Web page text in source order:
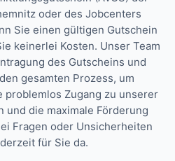
oder des Jobcenters
Sie einen gültigen Gutschein
keinerlei Kosten. Unser Team
des Gutscheins und
gesamten Prozess, um
problemlos Zugang zu unserer
und die maximale Förderung
Fragen oder Unsicherheiten
für Sie da.